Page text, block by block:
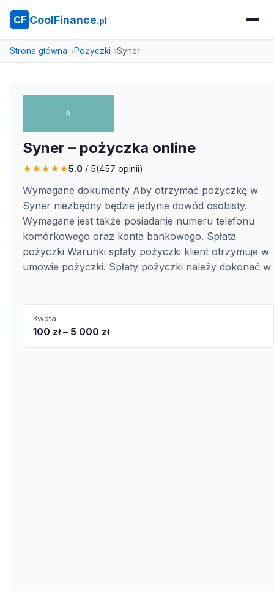
CF CoolFinance.pl
Strona główna Pożyczki Syner
Syner – pożyczka online
★★★★★5.0 / 5(457 opinii)
Wymagane dokumenty Aby otrzymać pożyczkę w
Syner niezbędny będzie jedynie dowód osobisty.
Wymagane jest także posiadanie numeru telefonu
komórkowego oraz konta bankowego. Spłata
pożyczki Warunki spłaty pożyczki klient otrzymuje w
umowie pożyczki. Spłaty pożyczki należy dokonać w
Kwota
100 zł – 5 000 zł